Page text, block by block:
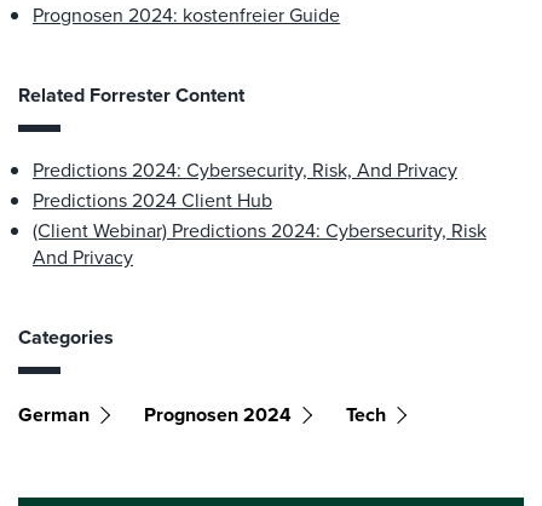
Prognosen 2024: kostenfreier Guide
Related Forrester Content
Predictions 2024: Cybersecurity, Risk, And Privacy
Predictions 2024 Client Hub
(Client Webinar) Predictions 2024: Cybersecurity, Risk
And Privacy
Categories
German Prognosen 2024 Tech